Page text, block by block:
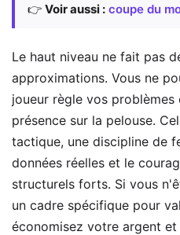
👉 Voir aussi : coupe du
Le haut niveau ne fait pas
approximations. Vous ne
joueur règle vos
présence sur la pelouse.
tactique, une discipline de
données réelles et le
structurels forts. Si vous
un cadre spécifique pour
économisez votre argent